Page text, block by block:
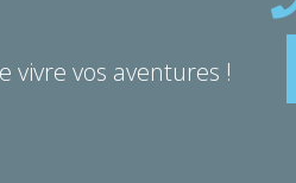
vivre vos aventures !